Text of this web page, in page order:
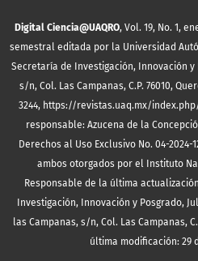
Digital Ciencia@UAQRO, Vol. 19, No. 1,
semestral editada por la Universidad
Secretaría de Investigación, Innovación y
s/n, Col. Las Campanas, C.P. 76010,
3244, https://revistas.uaq.mx/
responsable: Azucena de la
Derechos al Uso Exclusivo No. 04-2024-
ambos otorgados por el Instituto
Responsable de la última
Investigación, Innovación y Posgrado,
las Campanas, s/n, Col. Las Campanas,
última modificación: 29